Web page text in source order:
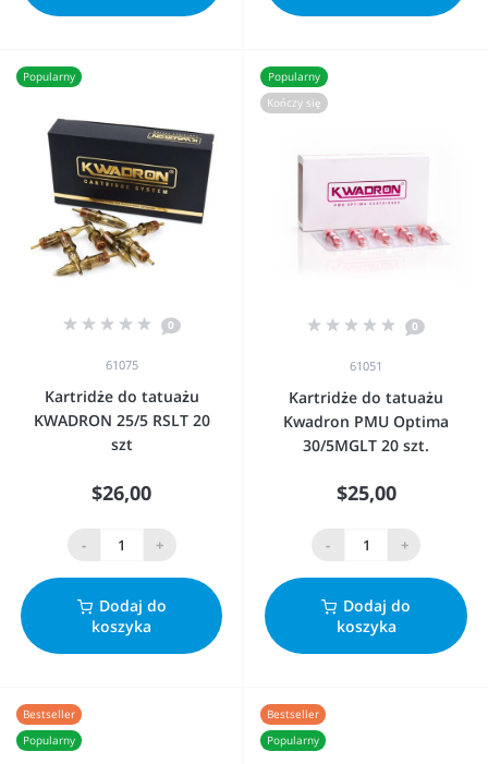
Popularny
0
61075
Kartridże do tatuażu
KWADRON 25/5 RSLT 20
szt
$26,00
- +
Dodaj do
koszyka
Popularny
Kończy się
0
61051
Kartridże do tatuażu
Kwadron PMU Optima
30/5MGLT 20 szt.
$25,00
- +
Dodaj do
koszyka
Bestseller
Popularny
Bestseller
Popularny